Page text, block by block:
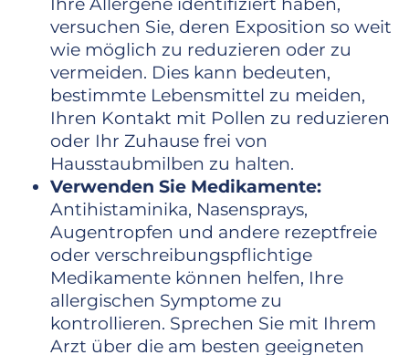
versuchen Sie, deren Exposition so weit
wie möglich zu reduzieren oder zu
vermeiden. Dies kann bedeuten,
bestimmte Lebensmittel zu meiden,
Ihren Kontakt mit Pollen zu reduzieren
oder Ihr Zuhause frei von
Hausstaubmilben zu halten.
Verwenden Sie Medikamente:
Antihistaminika, Nasensprays,
Augentropfen und andere rezeptfreie
oder verschreibungspflichtige
Medikamente können helfen, Ihre
allergischen Symptome zu
kontrollieren. Sprechen Sie mit Ihrem
Arzt über die am besten geeigneten